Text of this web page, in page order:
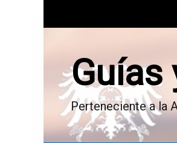
t
Guías
Perteneciente a la